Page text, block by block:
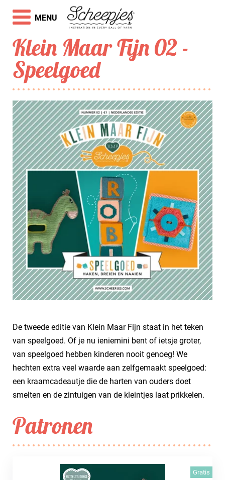
Klein Maar Fijn 02 -
Speelgoed
De tweede editie van Klein Maar Fijn staat in het teken
van speelgoed. Of je nu ieniemini bent of ietsje groter,
van speelgoed hebben kinderen nooit genoeg! We
hechten extra veel waarde aan zelfgemaakt speelgoed:
een kraamcadeautje die de harten van ouders doet
smelten en de zintuigen van de kleintjes laat prikkelen.
Patronen
Gratis
MENU